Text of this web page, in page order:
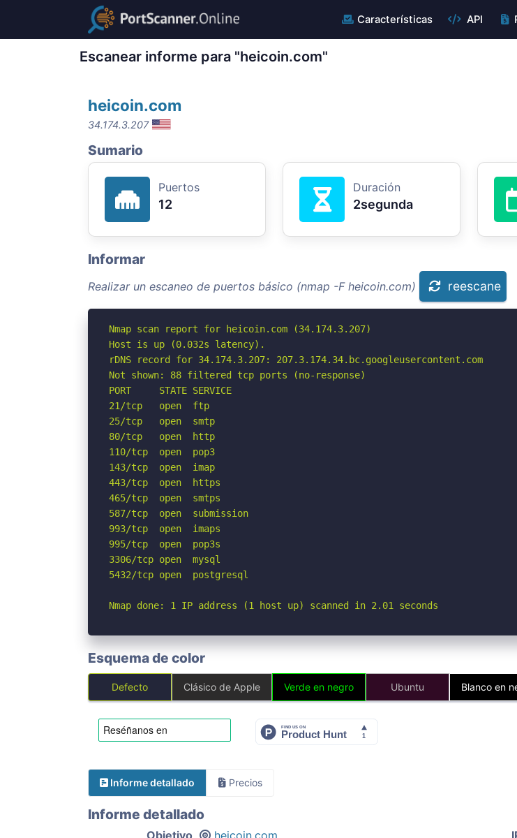
Características API
Escanear informe para "heicoin.com"
heicoin.com
34.174.3.207
Sumario
Puertos
12
Duración
2segunda
Informar
Realizar un escaneo de puertos básico (nmap -F heicoin.com) reescane
Nmap scan report for heicoin.com (34.174.3.207)
Host is up (0.032s latency).
rDNS record for 34.174.3.207: 207.3.174.34.bc.googleusercontent.com
Not shown: 88 filtered tcp ports (no-response)
PORT     STATE SERVICE
21/tcp   open  ftp
25/tcp   open  smtp
80/tcp   open  http
110/tcp  open  pop3
143/tcp  open  imap
443/tcp  open  https
465/tcp  open  smtps
587/tcp  open  submission
993/tcp  open  imaps
995/tcp  open  pop3s
3306/tcp open  mysql
5432/tcp open  postgresql
Nmap done: 1 IP address (1 host up) scanned in 2.01 seconds
Esquema de color
Defecto Clásico de Apple Verde en negro Ubuntu Blanco en
Informe detallado Precios
Informe detallado
Objetivo heicoin.com